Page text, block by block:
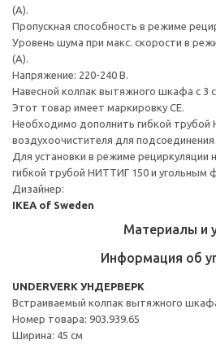
(А).
Пропускная способность в режиме
Уровень шума при макс. скорости в
(A).
Напряжение: 220-240 В.
Навесной колпак вытяжного шкафа с 3
Этот товар имеет маркировку CE.
Необходимо дополнить гибкой трубой
воздухоочистителя для подсоединения
Для установки в режиме рециркуляции
гибкой трубой НИТТИГ 150 и угольным
Дизайнер:
IKEA of Sweden
Материалы и
Информация об
UNDERVERK УНДЕРВЕРК
Встраиваемый колпак вытяжного
Номер товара: 903.939.65
Ширина: 45 см